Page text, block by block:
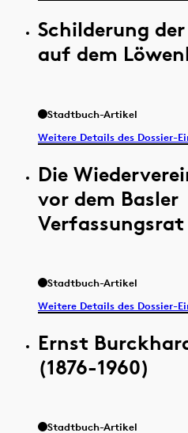
Schilderung
auf dem
Stadtbuch-Artikel
Weitere Details des Dossier-
Die
vor dem Basler
Verfassungsrat
Stadtbuch-Artikel
Weitere Details des Dossier-
Ernst
(1876-1960)
Stadtbuch-Artikel